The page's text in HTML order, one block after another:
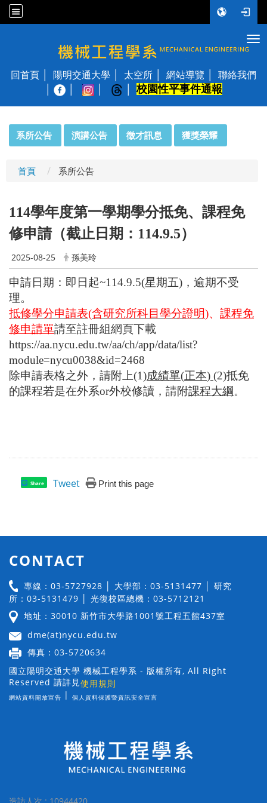
國立陽明交通大學 機械工程學系
回首頁 陽明交通大學 太空所 網站導覽
聯絡我們
校園性平事件通報
系所公告 演講公告 徵才訊息 獲獎榮耀
首頁 系所公告
114學年度第一學期學分抵免、課程免
修申請（截止日期：114.9.5）
2025-08-25 孫美玲
申請日期：即日起~114.9.5(星期五) ，逾期不受
理。
抵修學分申請表(含研究所科目學分證明)、 課程免
修申請單請至註冊組網頁下載
https://aa.nycu.edu.tw/aa/ch/app/data/list?
module=nycu0038&id=2468
除申請表格之外，請附上(1)成績單(正本) (2)抵免
的課程若是在外系or外校修讀，請附課程大綱。
Share Tweet Print this page
CONTACT
專線：03-5727928 │ 大學部：03-5131477 │ 研究
所：03-5131479 │ 光復校區總機：03-5712121
地址：30010 新竹市大學路1001號工程五館437室
dme(at)nycu.edu.tw
傳真：03-5720634
國立陽明交通大學 機械工程學系 - 版權所有, All Right
Reserved 請詳見使用規則
網站資料開放宣告 | 個人資料保護暨資訊安全宣言